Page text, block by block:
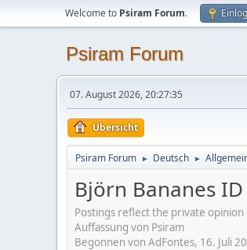
Welcome to Psiram Forum.
Psiram Forum
07. August 2026, 20:27:35
Übersicht
Psiram Forum ► Deutsch ►
Björn Bananes
Postings reflect the private
Auffassung von Psiram
Begonnen von AdFontes, 16. Juli